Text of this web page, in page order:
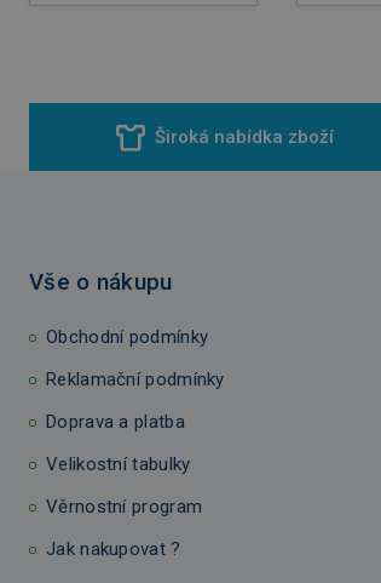
Široká nabídka zboží
Vše o nákupu
Obchodní podmínky
Reklamační podmínky
Doprava a platba
Velikostní tabulky
Věrnostní program
Jak nakupovat ?